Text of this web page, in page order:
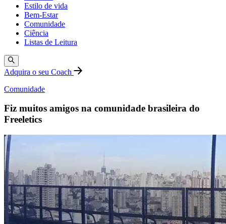
Estilo de vida
Bem-Estar
Comunidade
Ciência
Listas de Leitura
Adquira o seu Coach
Comunidade
Fiz muitos amigos na comunidade brasileira do
Freeletics